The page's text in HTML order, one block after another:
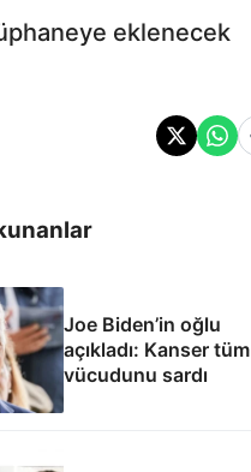
eklenecek
Joe Biden’in oğlu
açıkladı: Kanser tüm
vücudunu sardı